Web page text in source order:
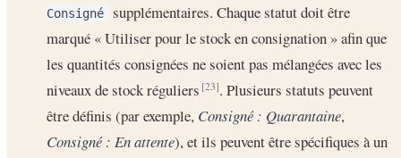
Consigné
supplémentaires. Chaque statut doit être
marqué « Utiliser pour le stock en consignation » afin que
les quantités consignées ne soient pas mélangées avec les
niveaux de stock réguliers[23]. Plusieurs statuts peuvent
être définis (par exemple, Consigné : Quarantaine,
Consigné : En attente), et ils peuvent être spécifiques à un